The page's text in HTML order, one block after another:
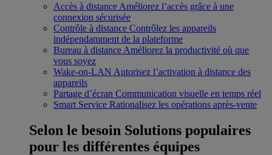
Accès à distance Améliorez l’accès grâce à une
connexion sécurisée
Contrôle à distance Contrôlez les appareils
indépendamment de la plateforme
Bureau à distance Améliorez la productivité où que
vous soyez
Wake-on-LAN Autorisez l’activation à distance des
appareils
Partage d’écran Communication visuelle en temps réel
Smart Service Rationalisez les opérations après-vente
Selon le besoin Solutions populaires
pour les différentes équipes